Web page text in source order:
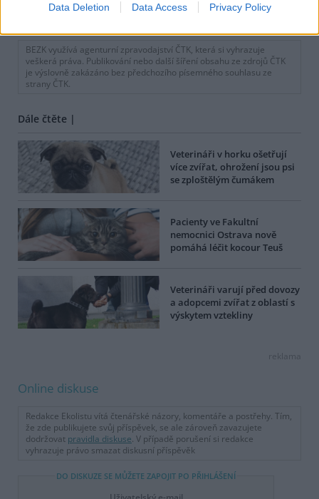
Data Deletion Data Access Privacy Policy
poslat
BEZK využívá agenturní zpravodajství ČTK, která si vyhrazuje
veškerá práva. Publikování nebo další šíření obsahu ze zdrojů ČTK
je výslovně zakázáno bez předchozího písemného souhlasu ze
strany ČTK.
Dále čtěte |
Veterináři v horku ošetřují
více zvířat, ohrožení jsou psi
se zploštělým čumákem
Pacienty ve Fakultní
nemocnici Ostrava nově
pomáhá léčit kocour Teuš
Veterináři varují před dovozy
a adopcemi zvířat z oblastí s
výskytem vztekliny
reklama
Online diskuse
Redakce Ekolistu vítá čtenářské názory, komentáře a postřehy. Tím,
že zde publikujete svůj příspěvek, se ale zároveň zavazujete
dodržovat pravidla diskuse. V případě porušení si redakce
vyhrazuje právo smazat diskusní příspěvěk
DO DISKUZE SE MŮŽETE ZAPOJIT PO PŘIHLÁŠENÍ